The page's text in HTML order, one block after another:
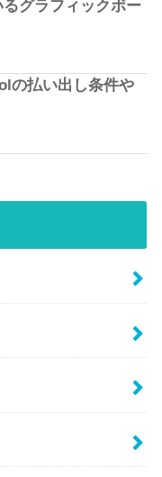
グラフィックボー
の払い出し条件や